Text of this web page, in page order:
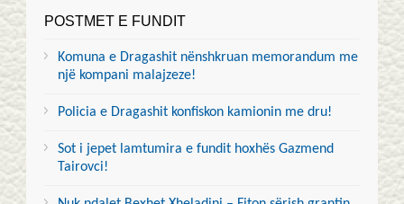
POSTMET E FUNDIT
Komuna e Dragashit nënshkruan memorandum me
një kompani malajzeze!
Policia e Dragashit konfiskon kamionin me dru!
Sot i jepet lamtumira e fundit hoxhës Gazmend
Tairovci!